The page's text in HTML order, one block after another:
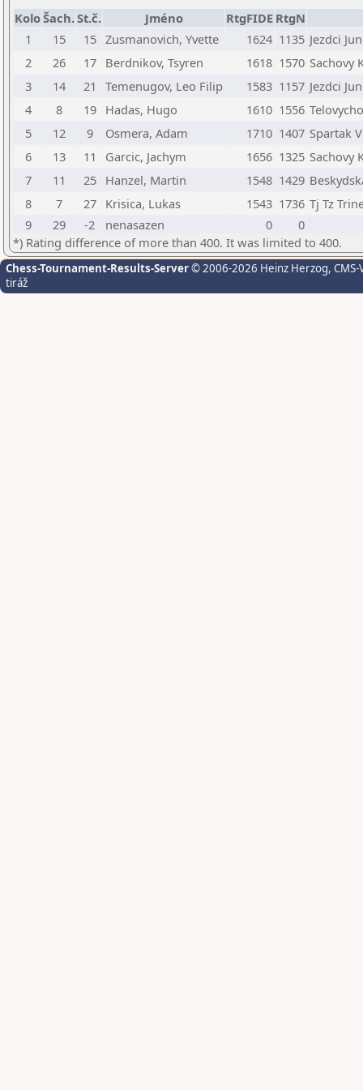
KoloŠach.St.č. Jméno RtgFIDE RtgN
1
15 15 Zusmanovich, Yvette 1624 1135 Jezdci
2
26 17 Berdnikov, Tsyren 1618 1570 Sachovy
3
14 21 Temenugov, Leo Filip 1583 1157 Jezdci
4
8 19 Hadas, Hugo 1610 1556
5
12 9 Osmera, Adam 1710 1407 Spartak
6
13 11 Garcic, Jachym 1656 1325 Sachovy
7
11 25 Hanzel, Martin 1548 1429
8
7 27 Krisica, Lukas 1543 1736 Tj Tz
9
29 -2 nenasazen 0
0
*) Rating difference of more than 400. It was limited to 400.
Chess-Tournament-Results-Server© 2006-2026 Heinz Herzog,
tiráž